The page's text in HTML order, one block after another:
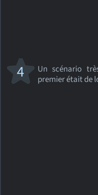
Un scénario
premier était de
4